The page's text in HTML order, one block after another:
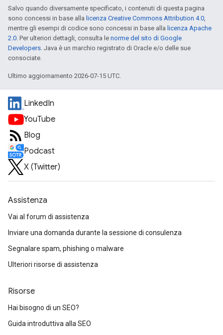
Salvo quando diversamente specificato, i contenuti di questa pagina
sono concessi in base alla licenza Creative Commons Attribution 4.0,
mentre gli esempi di codice sono concessi in base alla licenza Apache
2.0. Per ulteriori dettagli, consulta le norme del sito di Google
Developers. Java è un marchio registrato di Oracle e/o delle sue
consociate.
Ultimo aggiornamento 2026-07-15 UTC.
LinkedIn
YouTube
Blog
Podcast
X (Twitter)
Assistenza
Vai al forum di assistenza
Inviare una domanda durante la sessione di consulenza
Segnalare spam, phishing o malware
Ulteriori risorse di assistenza
Risorse
Hai bisogno di un SEO?
Guida introduttiva alla SEO